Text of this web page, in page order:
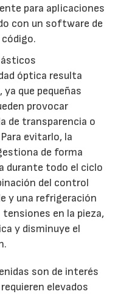
para aplicaciones
con un software de
óptica resulta
que pequeñas
provocar
de transparencia o
evitarlo, la
de forma
durante todo el ciclo
del control
y una refrigeración
en la pieza,
y disminuye el
son de interés
elevados